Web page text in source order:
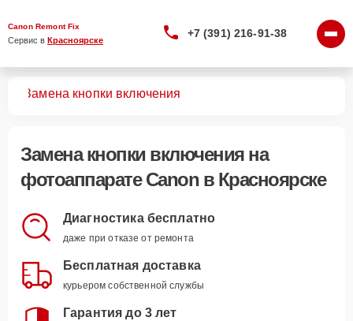
Canon Remont Fix
Сервис в Красноярске
+7 (391) 216-91-38
Замена кнопки включения
Замена кнопки включенияна
фотоаппарате Canon в Красноярске
Диагностика бесплатно
даже при отказе от ремонта
Бесплатная доставка
курьером собственной службы
Гарантия до 3 лет